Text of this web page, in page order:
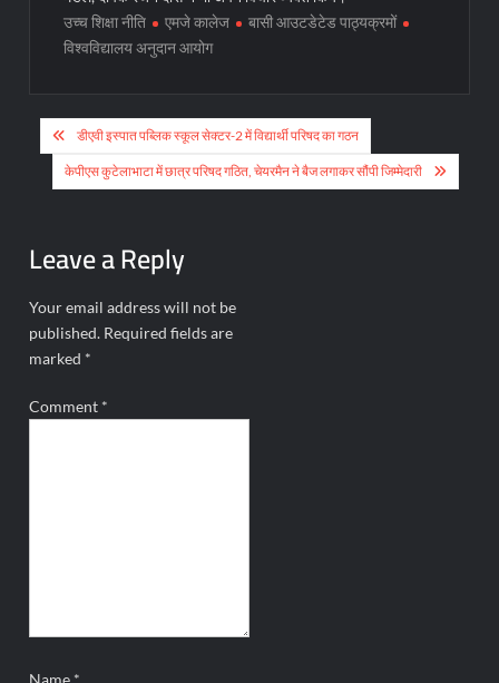
उच्च शिक्षा नीति
एमजे कालेज
बासी आउटडेटेड पाठ्यक्रमों
विश्वविद्यालय अनुदान आयोग
Post
navigation
डीएवी इस्पात पब्लिक स्कूल सेक्टर-2 में विद्यार्थी परिषद का गठन
केपीएस कुटेलाभाटा में छात्र परिषद गठित, चेयरमैन ने बैज लगाकर सौंपी जिम्मेदारी
Leave a Reply
Your email address will not be
published. Required fields are
marked *
Comment *
Name *